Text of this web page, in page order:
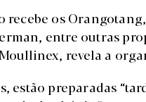
recebe os
entre outras
revela a
estão preparadas